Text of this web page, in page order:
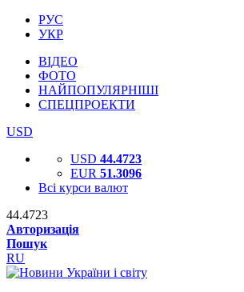
РУС
УКР
ВІДЕО
ФОТО
НАЙПОПУЛЯРНІШІ
СПЕЦПРОЕКТИ
USD
USD 44.4723
EUR 51.3096
Всі курси валют
44.4723
Авторизація
Пошук
RU